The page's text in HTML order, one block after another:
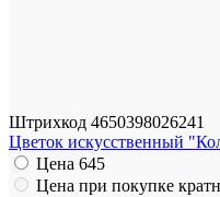
Штрихкод 4650398026241
Цветок искусственный
Цена 645
Цена при покупке